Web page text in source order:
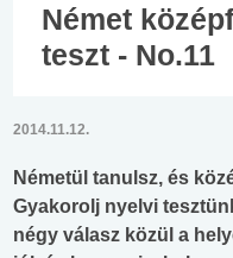
Német
teszt - No.11
2014.11.12.
Németül tanulsz, és
Gyakorolj nyelvi
négy válasz közül a